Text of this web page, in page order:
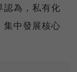
認為，私有化
集中發展核心